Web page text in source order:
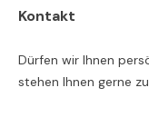
Kontakt
Dürfen wir Ihnen
stehen Ihnen gerne